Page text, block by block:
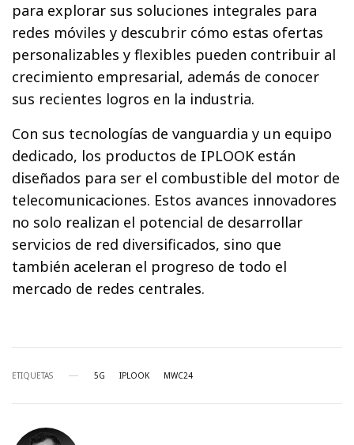
para explorar sus soluciones integrales para
redes móviles y descubrir cómo estas ofertas
personalizables y flexibles pueden contribuir al
crecimiento empresarial, además de conocer
sus recientes logros en la industria.
Con sus tecnologías de vanguardia y un equipo
dedicado, los productos de IPLOOK están
diseñados para ser el combustible del motor de
telecomunicaciones. Estos avances innovadores
no solo realizan el potencial de desarrollar
servicios de red diversificados, sino que
también aceleran el progreso de todo el
mercado de redes centrales.
ETIQUETAS 5G IPLOOK MWC24